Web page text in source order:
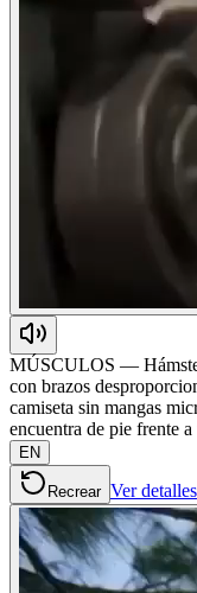
MÚSCULOS —
con brazos
camiseta sin mangas
encuentra de pie frente
EN
Recrear Ver detalles